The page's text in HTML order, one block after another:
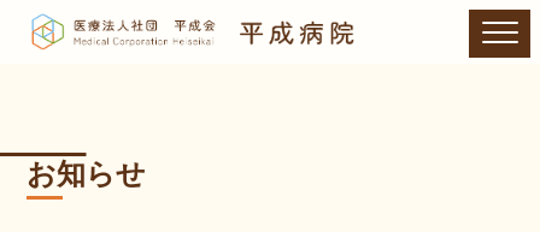
お知らせ